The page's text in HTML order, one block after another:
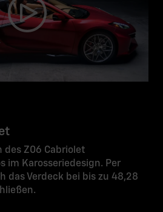
des Z06 Cabriolet
im Karosseriedesign. Per
das Verdeck bei bis zu 48,28